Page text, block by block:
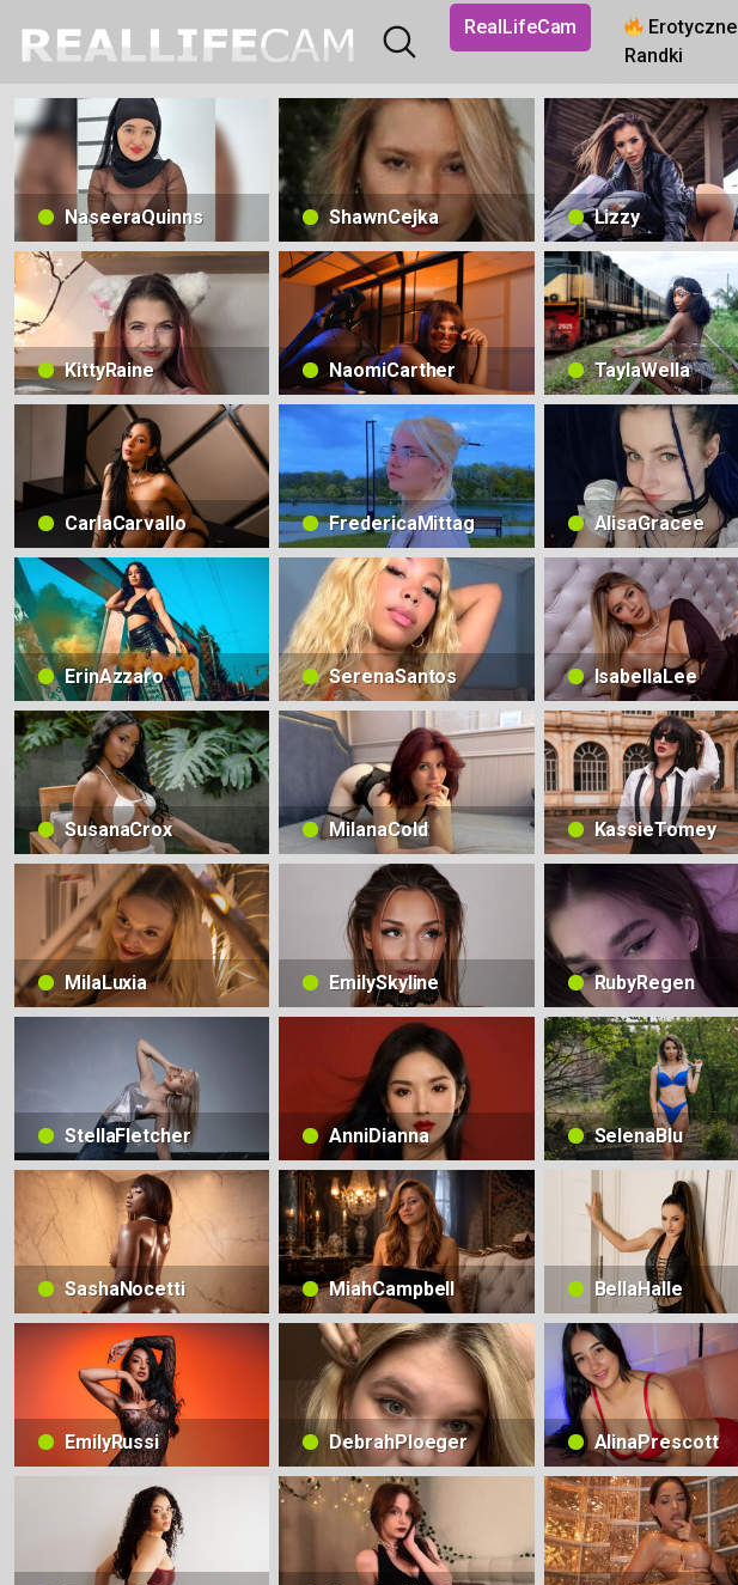
RealLifeCam
Erotyczne
Randki
NaseeraQuinns ShawnCejka Lizzy
KittyRaine NaomiCarther TaylaWella
CarlaCarvallo FredericaMittag AlisaGracee
ErinAzzaro SerenaSantos IsabellaLee
SusanaCrox MilanaCold KassieTomey
MilaLuxia EmilySkyline RubyRegen
StellaFletcher AnniDianna SelenaBlu
SashaNocetti MiahCampbell BellaHalle
EmilyRussi DebrahPloeger AlinaPrescott